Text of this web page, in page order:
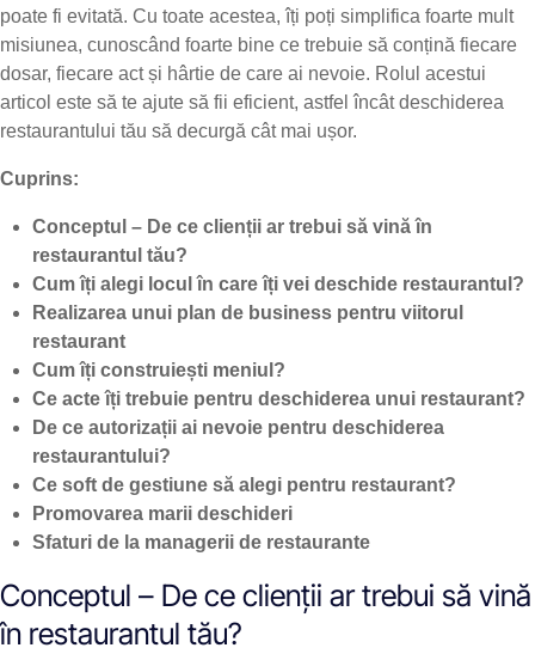
poate fi evitată. Cu toate acestea, îți poți simplifica foarte mult
misiunea, cunoscând foarte bine ce trebuie să conțină fiecare
dosar, fiecare act și hârtie de care ai nevoie. Rolul acestui
articol este să te ajute să fii eficient, astfel încât deschiderea
restaurantului tău să decurgă cât mai ușor.
Cuprins:
Conceptul – De ce clienții ar trebui să vină în
restaurantul tău?
Cum îți alegi locul în care îți vei deschide restaurantul?
Realizarea unui plan de business pentru viitorul
restaurant
Cum îți construiești meniul?
Ce acte îți trebuie pentru deschiderea unui restaurant?
De ce autorizații ai nevoie pentru deschiderea
restaurantului?
Ce soft de gestiune să alegi pentru restaurant?
Promovarea marii deschideri
Sfaturi de la managerii de restaurante
Conceptul – De ce clienții ar trebui să vină
în restaurantul tău?